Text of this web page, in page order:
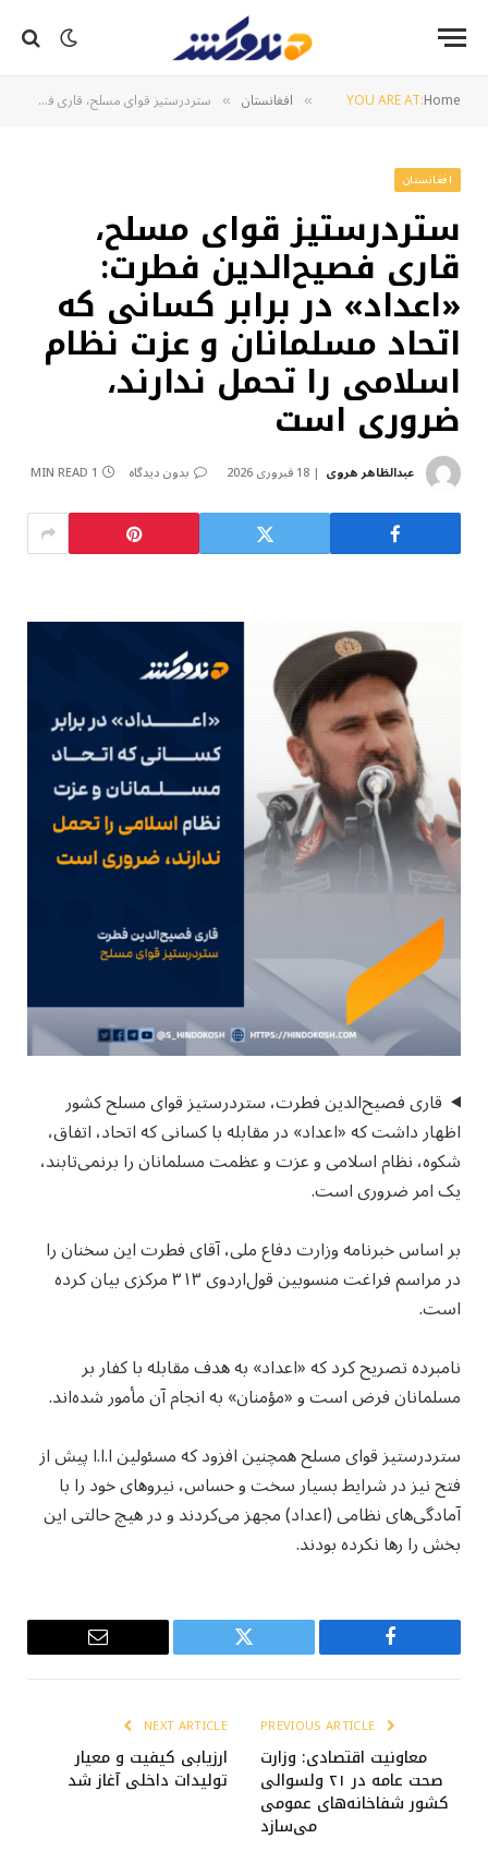
YOU ARE AT:Home
» افغانستان » ستردرستیز قوای مسلح، قاری فصیح‌الدین فطرت: «اعداد» در برابر کسانی که اتحاد مسلمانان و عزت نظام اسلامی را تحمل ندارند، ضروری است
افغانستان
ستردرستیز قوای مسلح،
قاری فصیح‌الدین فطرت:
«اعداد» در برابر کسانی که
اتحاد مسلمانان و عزت نظام
اسلامی را تحمل ندارند،
ضروری است
عبدالظاهر هروی 18 فبروری 2026 بدون دیدگاه 1 MIN READ
قاری فصیح‌الدین فطرت، ستردرستیز قوای مسلح کشور
اظهار داشت که «اعداد» در مقابله با کسانی که اتحاد، اتفاق،
شکوه، نظام اسلامی و عزت و عظمت مسلمانان را برنمی‌تابند،
یک امر ضروری است.
بر اساس خبرنامه وزارت دفاع ملی، آقای فطرت این سخنان را
در مراسم فراغت منسوبین قول‌اردوی ۳۱۳ مرکزی بیان کرده
است.
نامبرده تصریح کرد که «اعداد» به هدف مقابله با کفار بر
مسلمانان فرض است و «مؤمنان» به انجام آن مأمور شده‌اند.
ستردرستیز قوای مسلح همچنین افزود که مسئولین ا.ا.ا پیش از
فتح نیز در شرایط بسیار سخت و حساس، نیروهای خود را با
آمادگی‌های نظامی (اعداد) مجهز می‌کردند و در هیچ حالتی این
بخش را رها نکرده بودند.
Facebook
Twitter
Email
معاونیت اقتصادی: وزارت
صحت عامه در ۲۱ ولسوالی
کشور شفاخانه‌های عمومی
می‌سازد
NEXT ARTICLE
ارزیابی کیفیت و معیار
تولیدات داخلی آغاز شد